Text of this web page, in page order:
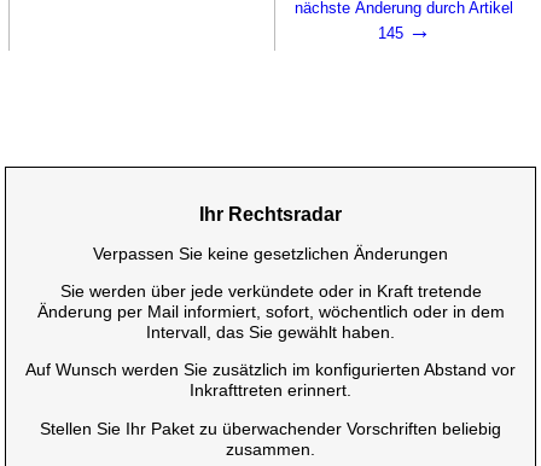
nächste Änderung durch Artikel
145 →
Ihr Rechtsradar
Verpassen Sie keine gesetzlichen Änderungen
Sie werden über jede verkündete oder in Kraft tretende
Änderung per Mail informiert, sofort, wöchentlich oder in dem
Intervall, das Sie gewählt haben.
Auf Wunsch werden Sie zusätzlich im konfigurierten Abstand vor
Inkrafttreten erinnert.
Stellen Sie Ihr Paket zu überwachender Vorschriften beliebig
zusammen.